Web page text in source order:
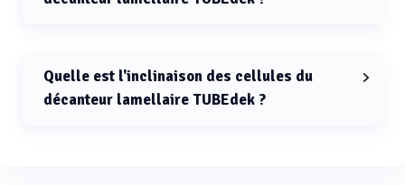
Quelle est l'inclinaison des cellules du
décanteur lamellaire TUBEdek ?